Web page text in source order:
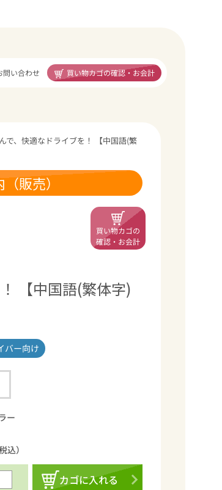
問い合わせ 買い物カゴの確認・お会計
で、快適なドライブを！ 【中国語(繁
買い物カゴの
確認・お会計
販売）
【中国語(繁体字)
バー向け
ー
込）
カゴに入れる